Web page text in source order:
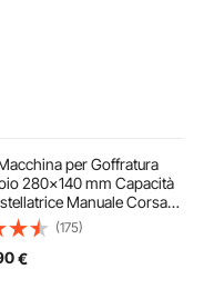
per Goffratura
280x140 mm Capacità
Manuale Corsa
12 mm Perforatrice
Manuale per Pelle Carta
Gomma Vari
(175)
€